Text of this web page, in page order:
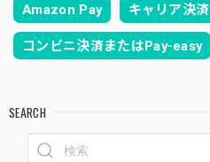
Amazon Pay キャリア決済
コンビニ決済またはPay-easy
SEARCH